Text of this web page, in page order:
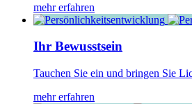
mehr erfahren
Ihr Bewusstsein
Tauchen Sie ein und bringen Sie
mehr erfahren